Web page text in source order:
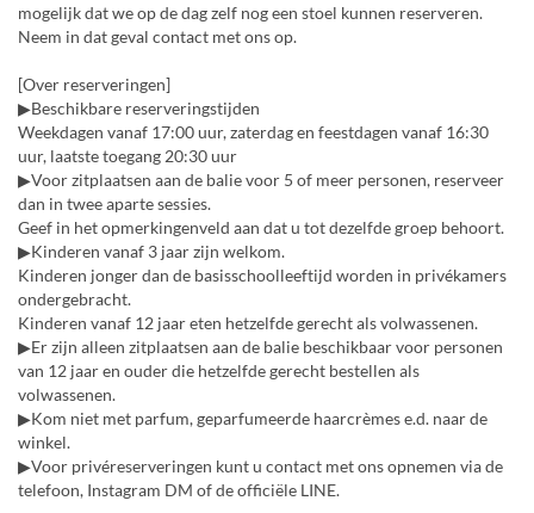
mogelijk dat we op de dag zelf nog een stoel kunnen reserveren.
Neem in dat geval contact met ons op.
[Over reserveringen]
▶Beschikbare reserveringstijden
Weekdagen vanaf 17:00 uur, zaterdag en feestdagen vanaf 16:30
uur, laatste toegang 20:30 uur
▶Voor zitplaatsen aan de balie voor 5 of meer personen, reserveer
dan in twee aparte sessies.
Geef in het opmerkingenveld aan dat u tot dezelfde groep behoort.
▶Kinderen vanaf 3 jaar zijn welkom.
Kinderen jonger dan de basisschoolleeftijd worden in privékamers
ondergebracht.
Kinderen vanaf 12 jaar eten hetzelfde gerecht als volwassenen.
▶Er zijn alleen zitplaatsen aan de balie beschikbaar voor personen
van 12 jaar en ouder die hetzelfde gerecht bestellen als
volwassenen.
▶Kom niet met parfum, geparfumeerde haarcrèmes e.d. naar de
winkel.
▶Voor privéreserveringen kunt u contact met ons opnemen via de
telefoon, Instagram DM of de officiële LINE.